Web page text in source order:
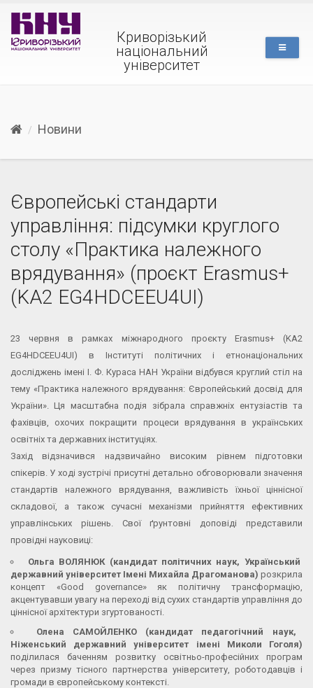
Криворізький
національний
університет
Новини
Європейські стандарти
управління: підсумки круглого
столу «Практика належного
врядування» (проєкт Erasmus+
(KA2 EG4HDCEEU4UI)
23 червня в рамках міжнародного проєкту Erasmus+ (KA2
EG4HDCEEU4UI) в Інституті політичних і етнонаціональних
досліджень імені І. Ф. Кураса НАН України відбувся круглий стіл на
тему «Практика належного врядування: Європейський досвід для
України». Ця масштабна подія зібрала справжніх ентузіастів та
фахівців, охочих покращити процеси врядування в українських
освітніх та державних інституціях.
Захід відзначився надзвичайно високим рівнем підготовки
спікерів. У ході зустрічі присутні детально обговорювали значення
стандартів належного врядування, важливість їхньої ціннісної
складової, а також сучасні механізми прийняття ефективних
управлінських рішень. Свої ґрунтовні доповіді представили
провідні науковиці:
Ольга ВОЛЯНЮК (кандидат політичних наук, Український
державний університет Імені Михайла Драгоманова) розкрила
концепт «Good governance» як політичну трансформацію,
акцентувавши увагу на переході від сухих стандартів управління до
ціннісної архітектури згуртованості.
Олена САМОЙЛЕНКО (кандидат педагогічний наук,
Ніженський державний університет імені Миколи Гоголя)
поділилася баченням розвитку освітньо-професійних програм
через призму тісного партнерства університету, роботодавців і
громади в європейському контексті.